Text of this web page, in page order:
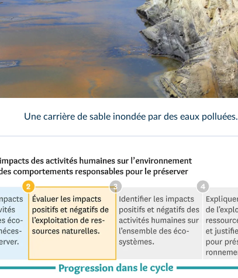
Shutterstock
Une carrière de sable inondée par des eaux polluées.